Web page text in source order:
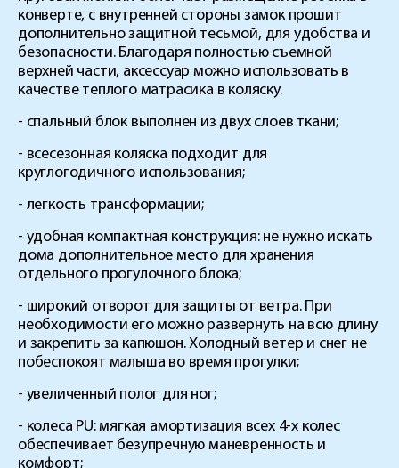
конверте, с внутренней стороны замок прошит
дополнительно защитной тесьмой, для удобства и
безопасности. Благодаря полностью съемной
верхней части, аксессуар можно использовать в
качестве теплого матрасика в коляску.
- спальный блок выполнен из двух слоев ткани;
- всесезонная коляска подходит для
круглогодичного использования;
- легкость трансформации;
- удобная компактная конструкция: не нужно искать
дома дополнительное место для хранения
отдельного прогулочного блока;
- широкий отворот для защиты от ветра. При
необходимости его можно развернуть на всю длину
и закрепить за капюшон. Холодный ветер и снег не
побеспокоят малыша во время прогулки;
- увеличенный полог для ног;
- колеса PU: мягкая амортизация всех 4-х колес
обеспечивает безупречную маневренность и
комфорт;